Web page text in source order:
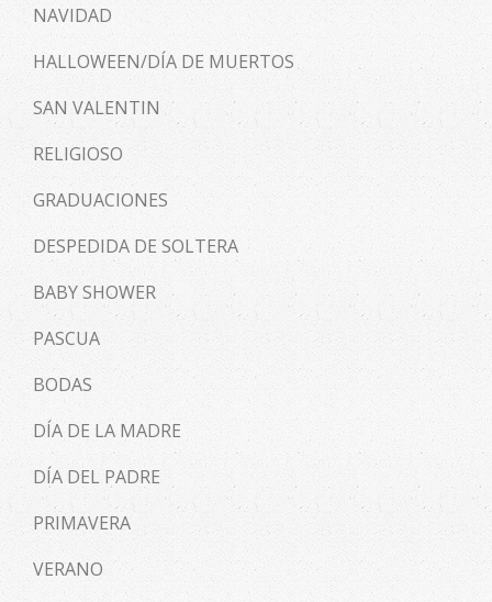
NAVIDAD
HALLOWEEN/DÍA DE MUERTOS
SAN VALENTIN
RELIGIOSO
GRADUACIONES
DESPEDIDA DE SOLTERA
BABY SHOWER
PASCUA
BODAS
DÍA DE LA MADRE
DÍA DEL PADRE
PRIMAVERA
VERANO